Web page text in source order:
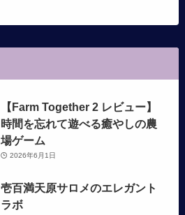
【Farm Together 2 レビュー】
時間を忘れて遊べる癒やしの農
場ゲーム
2026年6月1日
壱百満天原サロメのエレガント
ラボ